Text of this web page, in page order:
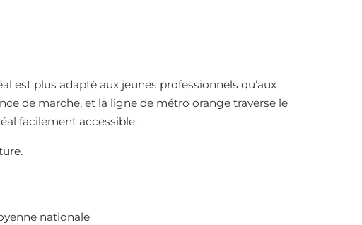
est plus adapté aux jeunes professionnels qu’aux
de marche, et la ligne de métro orange traverse le
facilement accessible.
nationale